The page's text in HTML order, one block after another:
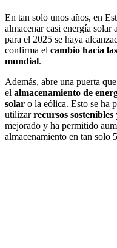
En tan solo unos años, en
almacenar casi energía solar
para el 2025 se haya
confirma el cambio hacia
mundial.
Además, abre una puerta
el almacenamiento de
solar o la eólica. Esto se ha
utilizarrecursos sostenibles
mejorado y ha permitido
almacenamiento en tan solo